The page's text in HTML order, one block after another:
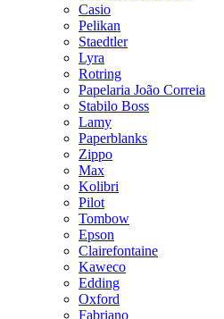
Casio
Pelikan
Staedtler
Lyra
Rotring
Papelaria João Correia
Stabilo Boss
Lamy
Paperblanks
Zippo
Max
Kolibri
Pilot
Tombow
Epson
Clairefontaine
Kaweco
Edding
Oxford
Fabriano